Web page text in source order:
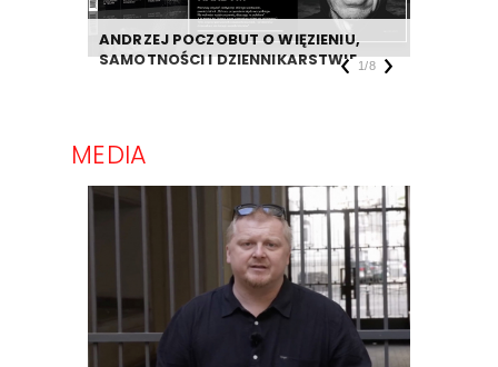
ANDRZEJ POCZOBUT O WIĘZIENIU,
SAMOTNOŚCI I DZIENNIKARSTWIE1/8
MEDIA